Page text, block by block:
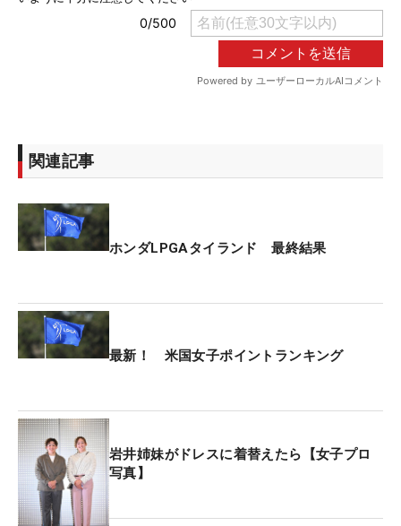
関連記事
ホンダLPGAタイランド 最終結果
最新！ 米国女子ポイントランキング
岩井姉妹がドレスに着替えたら【女子プロ
写真】